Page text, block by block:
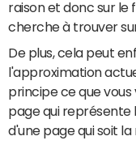
raison et donc sur le
cherche à trouver
De plus, cela peut
l'approximation
principe ce que vous
page qui représente
d'une page qui soit la